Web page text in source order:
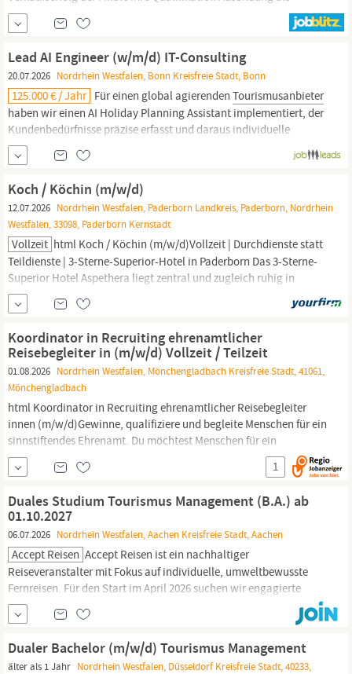
Tourismuskauffrau
oder eine vergleichbare
Qualifikation im touristischen Vertrieb - alternativ mehrjährige
Lead AI Engineer (w/m/d) IT-Consulting
20.07.2026 Nordrhein Westfalen, Bonn Kreisfreie Stadt, Bonn
125.000 € / Jahr Für einen global agierenden Tourismusanbieter
haben wir einen AI Holiday Planning Assistant implementiert, der
Kundenbedürfnisse präzise erfasst und daraus individuelle
Urlaubsangebote generiert. Vielleicht hast du damit ja schon
deinen letzten Urlaub geplant. Als Teil unseres Teams kannst du
noch einen Schritt weiter gehen und verschiedenste KI...
Koch / Köchin (m/w/d)
12.07.2026 Nordrhein Westfalen, Paderborn Landkreis, Paderborn, Nordrhein
Westfalen, 33098, Paderborn Kernstadt
Vollzeit html Koch / Köchin (m/w/d)Vollzeit | Durchdienste statt
Teildienste | 3-Sterne-Superior-Hotel in Paderborn Das 3-Sterne-
Superior Hotel Aspethera liegt zentral und zugleich ruhig in
Paderborn. Unser Haus verfügt über 57 Doppelzimmer, Tagungs-
und Veranstaltungsräume, einen vielseitigen Bankettbereich
gehört...
Koordinator in Recruiting ehrenamtlicher
Reisebegleiter in (m/w/d) Vollzeit / Teilzeit
01.08.2026 Nordrhein Westfalen, Mönchengladbach Kreisfreie Stadt, 41061,
Mönchengladbach
html Koordinator in Recruiting ehrenamtlicher Reisebegleiter
innen (m/w/d)Gewinne, qualifiziere und begleite Menschen für ein
sinnstiftendes Ehrenamt. Du möchtest Menschen für ein
sinnvolles Engagement begeistern und inklusive Reisen möglich
machen? Dann könnte diese Aufgabe gut zu dir passen., Ideal für
Fachkräfte, aber...
1
Duales Studium Tourismus Management (B.A.) ab
01.10.2027
06.07.2026 Nordrhein Westfalen, Aachen Kreisfreie Stadt, Aachen
Accept Reisen Accept Reisen ist ein nachhaltiger
Reiseveranstalter mit Fokus auf individuelle, umweltbewusste
Fernreisen. Für den Start im April 2026 suchen wir engagierte
Nachwuchstalente, die Praxis und Studium optimal kombinieren
möchten. Du absolvierst damit ein 7-semestriges duales Studium,
das dir den erfolgreichen Einstieg in die
ermöglicht –
Dualer Bachelor (m/w/d) Tourismus Management
älter als 1 Jahr Nordrhein Westfalen, Düsseldorf Kreisfreie Stadt, 40233,